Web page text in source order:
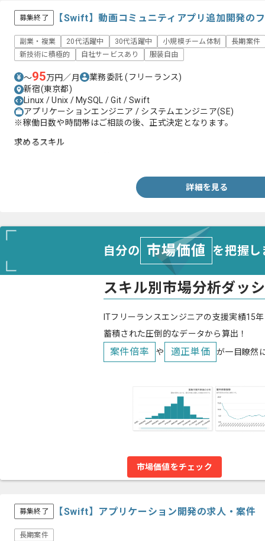
募集終了 【Swift】動画コミュニティアプリ追加開発の
副業・複業 20代活躍中 30代活躍中 小規模チーム体制
長期案件
新技術に積極的
自社サービスあり 服装自由
〜95万円／月 業務委託(フリーランス)
新宿(東京都)
Linux / Unix / MySQL / Git / Swift
アプリケーションエンジニア / システムエンジニア(SE)
※稼働日数や時間帯はご相談の後、正式決定となります。
求めるスキル
詳細を見る
自分の 市場価値 を把握
スキル別市場分析ダッ
ITフリーランスエンジニアの支援実績15
蓄積された圧倒的なデータから算出！
案件倍率 や 適正単価 が一目瞭然
市場価値をチェック
募集終了 【Swift】アプリケーション開発の求人・案件
長期案件